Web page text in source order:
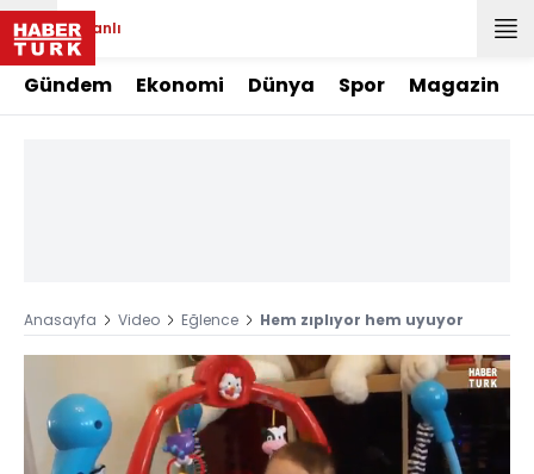
Canlı
Gündem Ekonomi Dünya Spor Magazin
Anasayfa Video Eğlence Hem zıplıyor hem uyuyor